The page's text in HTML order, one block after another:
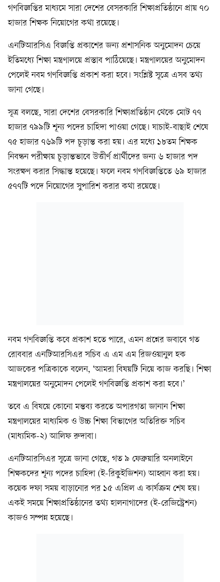
গণবিজ্ঞপ্তির মাধ্যমে সারা দেশের বেসরকারি শিক্ষাপ্রতিষ্ঠানে প্রায় ৭০
হাজার শিক্ষক নিয়োগের কথা রয়েছে।
এনটিআরসিএ বিজ্ঞপ্তি প্রকাশের জন্য প্রশাসনিক অনুমোদন চেয়ে
ইতিমধ্যে শিক্ষা মন্ত্রণালয়ে প্রস্তাব পাঠিয়েছে। মন্ত্রণালয়ের অনুমোদন
পেলেই নবম গণবিজ্ঞপ্তি প্রকাশ করা হবে। সংশ্লিষ্ট সূত্রে এসব তথ্য
জানা গেছে।
সূত্র বলছে, সারা দেশের বেসরকারি শিক্ষাপ্রতিষ্ঠান থেকে মোট ৭৭
হাজার ৭৯৯টি শূন্য পদের চাহিদা পাওয়া গেছে। যাচাই-বাছাই শেষে
৭৫ হাজার ৭৬৯টি পদ চূড়ান্ত করা হয়। এর মধ্যে ১৮তম শিক্ষক
নিবন্ধন পরীক্ষায় চূড়ান্তভাবে উত্তীর্ণ প্রার্থীদের জন্য ৬ হাজার পদ
সংরক্ষণ করার সিদ্ধান্ত হয়েছে। ফলে নবম গণবিজ্ঞপ্তিতে ৬৯ হাজার
৫৭৭টি পদে নিয়োগের সুপারিশ করার কথা রয়েছে।
নবম গণবিজ্ঞপ্তি কবে প্রকাশ হতে পারে, এমন প্রশ্নের জবাবে গত
রোববার এনটিআরসিএর সচিব এ এম এম রিজওয়ানুল হক
আজকের পত্রিকাকে বলেন, ‘আমরা বিষয়টি নিয়ে কাজ করছি। শিক্ষা
মন্ত্রণালয়ের অনুমোদন পেলেই গণবিজ্ঞপ্তি প্রকাশ করা হবে।’
তবে এ বিষয়ে কোনো মন্তব্য করতে অপারগতা জানান শিক্ষা
মন্ত্রণালয়ের মাধ্যমিক ও উচ্চ শিক্ষা বিভাগের অতিরিক্ত সচিব
(মাধ্যমিক-২) আলিফ রুদাবা।
এনটিআরসিএর সূত্রে জানা গেছে, গত ৯ ফেব্রুয়ারি অনলাইনে
শিক্ষকদের শূন্য পদের চাহিদা (ই-রিকুইজিশন) আহ্বান করা হয়।
কয়েক দফা সময় বাড়ানোর পর ১৫ এপ্রিল এ কার্যক্রম শেষ হয়।
একই সময়ে শিক্ষাপ্রতিষ্ঠানের তথ্য হালনাগাদের (ই-রেজিস্ট্রেশন)
কাজও সম্পন্ন হয়েছে।